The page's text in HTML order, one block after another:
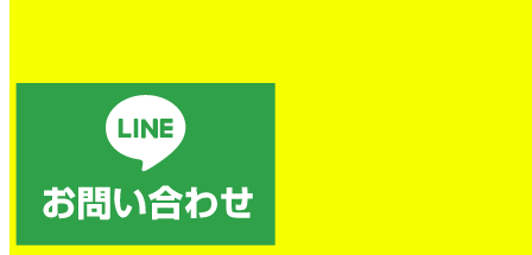
お客様の声
CUSTOMER REVIEW